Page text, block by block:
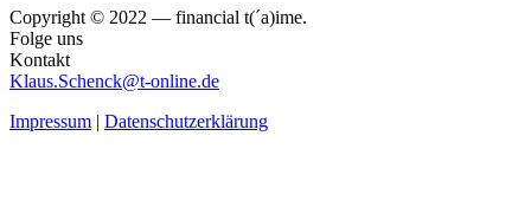
Copyright © 2022 — financial t(´a)ime.
Folge uns
Kontakt
Klaus.Schenck@t-online.de
Impressum | Datenschutzerklärung